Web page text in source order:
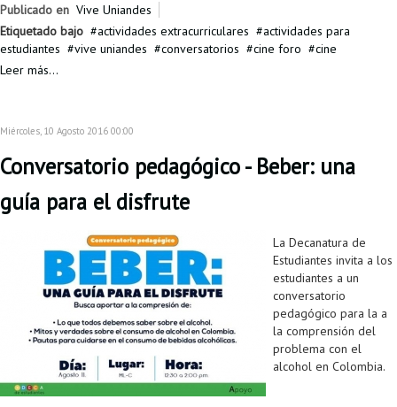
Publicado en Vive Uniandes
Etiquetado bajo
actividades extracurriculares
actividades para
estudiantes
vive uniandes conversatorios cine foro
cine
Leer más...
Miércoles, 10 Agosto 2016 00:00
Conversatorio pedagógico - Beber: una
guía para el disfrute
La Decanatura de
Estudiantes invita a los
estudiantes a un
conversatorio
pedagógico para la a
la comprensión del
problema con el
alcohol en Colombia.